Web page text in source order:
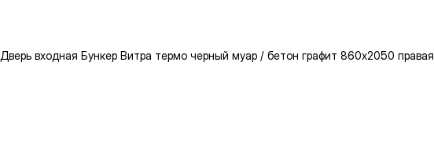
Дверь входная Бункер Витра термо черный муар / бетон графит 860х2050 правая